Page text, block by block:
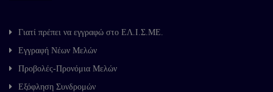
Γιατί πρέπει να εγγραφώ στο ΕΛ.Ι.Σ.ΜΕ.
Εγγραφή Νέων Μελών
Προβολές-Προνόμια Μελών
Εξόφληση Συνδρομών